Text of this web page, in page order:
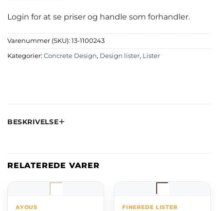
Login for at se priser og handle som forhandler.
Varenummer (SKU): 13-1100243
Kategorier: Concrete Design, Design lister, Lister
BESKRIVELSE
RELATEREDE VARER
AYOUS FINEREDE LISTER